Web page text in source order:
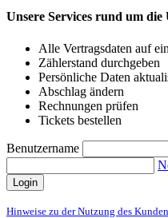
Unsere Services rund um die
Alle Vertragsdaten auf
Zählerstand durchgeben
Persönliche Daten
Abschlag ändern
Rechnungen prüfen
Tickets bestellen
Benutzername
Login
Hinweise zu der Nutzung des